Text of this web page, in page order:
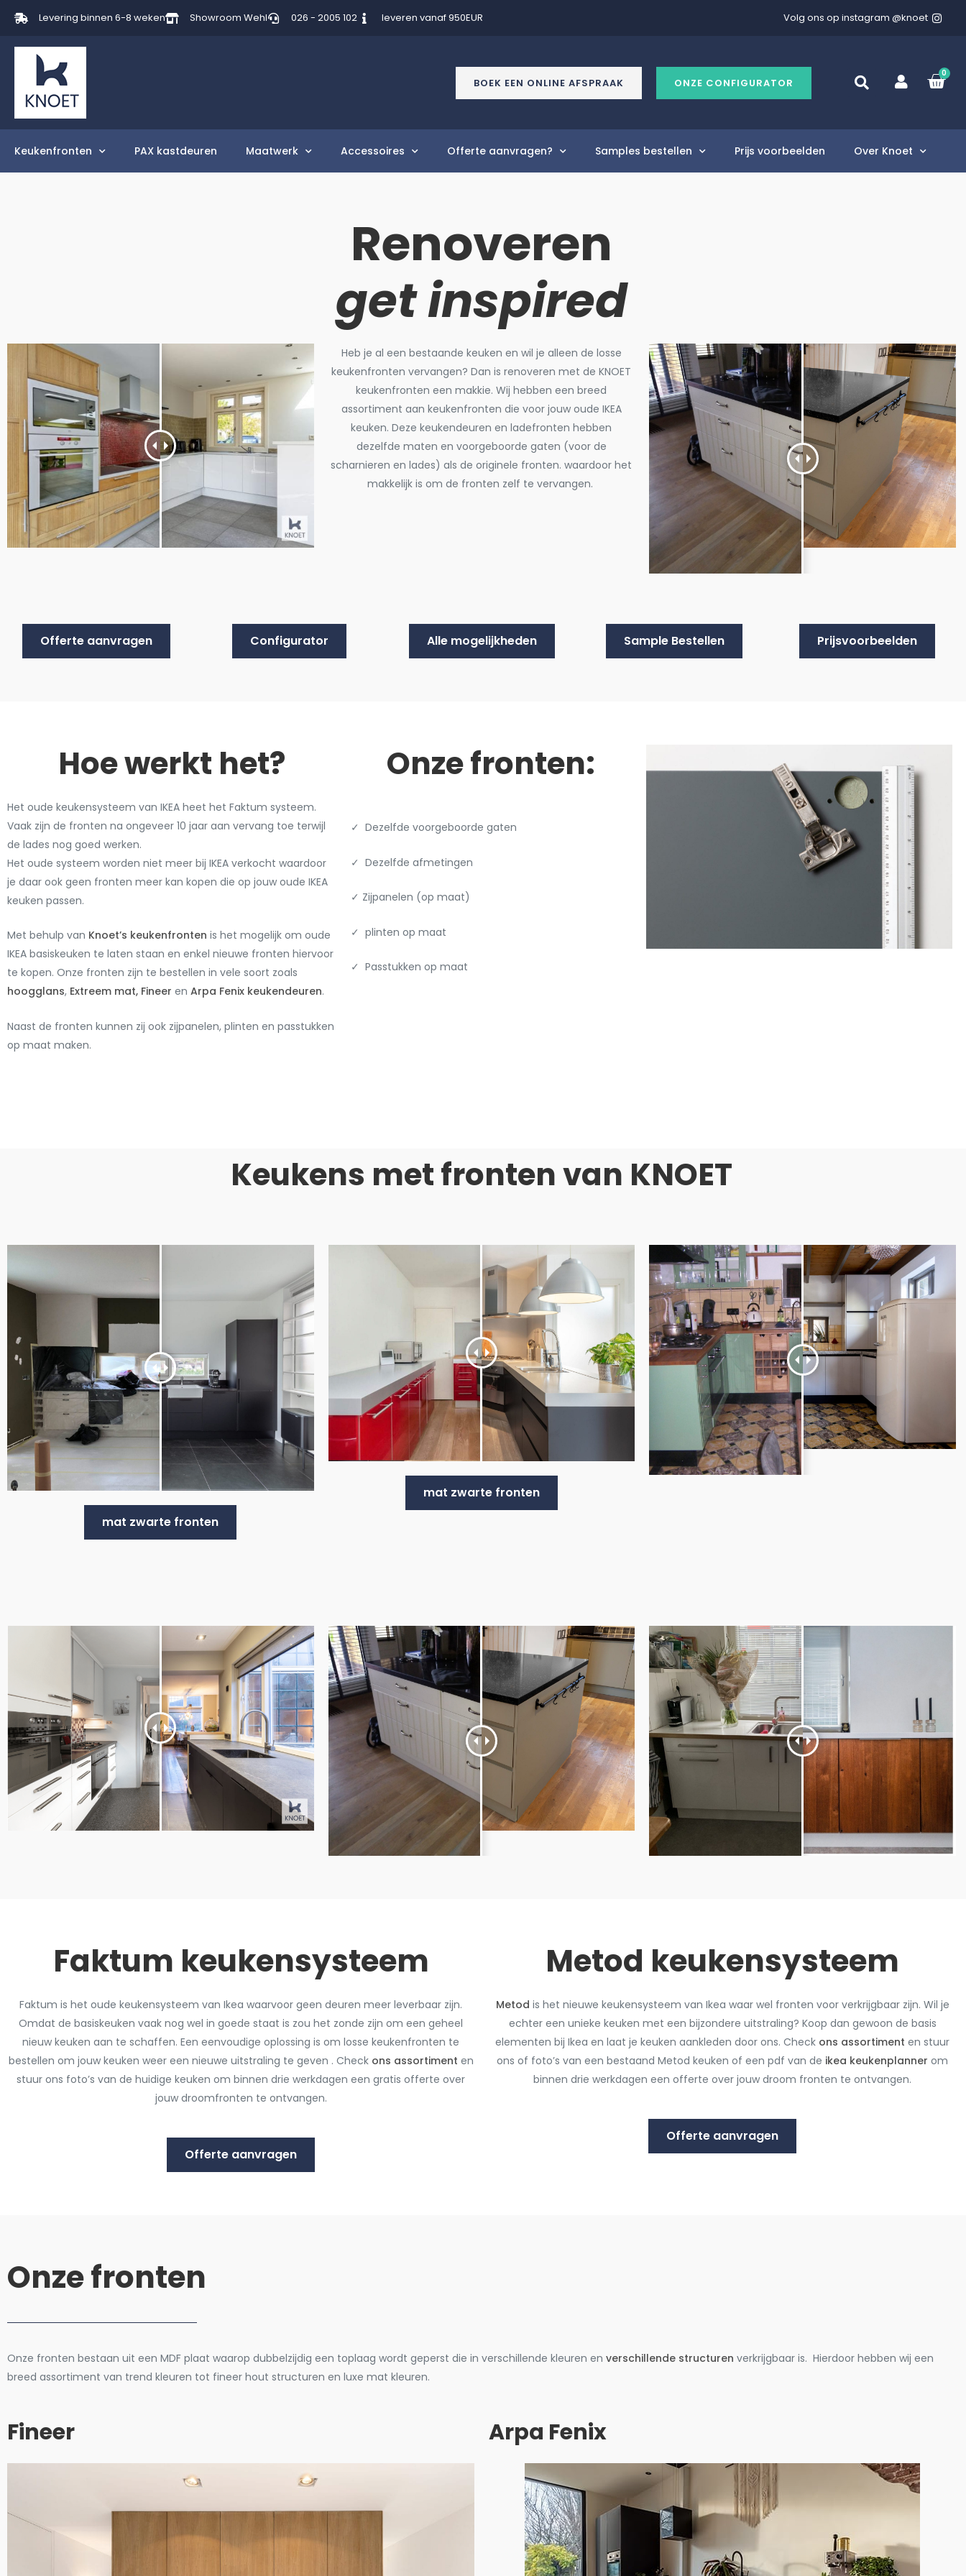
Levering binnen 6-8 weken Showroom Wehl 026 - 2005 102 leveren vanaf 950EUR Volg ons op instagram @knoet
BOEK EEN ONLINE AFSPRAAK ONZE CONFIGURATOR
0
Keukenfronten PAX kastdeuren Maatwerk Accessoires Offerte aanvragen? Samples bestellen Prijs voorbeelden Over Knoet
Renoveren
get inspired
Heb je al een bestaande keuken en wil je alleen de losse
keukenfronten vervangen? Dan is renoveren met de KNOET
keukenfronten een makkie. Wij hebben een breed
assortiment aan keukenfronten die voor jouw oude IKEA
keuken. Deze keukendeuren en ladefronten hebben
dezelfde maten en voorgeboorde gaten (voor de
scharnieren en lades) als de originele fronten. waardoor het
makkelijk is om de fronten zelf te vervangen.
Offerte aanvragen Configurator Alle mogelijkheden Sample Bestellen Prijsvoorbeelden
Hoe werkt het?
Het oude keukensysteem van IKEA heet het Faktum systeem.
Vaak zijn de fronten na ongeveer 10 jaar aan vervang toe terwijl
de lades nog goed werken.
Het oude systeem worden niet meer bij IKEA verkocht waardoor
je daar ook geen fronten meer kan kopen die op jouw oude IKEA
keuken passen.
Met behulp van Knoet’s keukenfronten is het mogelijk om oude
IKEA basiskeuken te laten staan en enkel nieuwe fronten hiervoor
te kopen. Onze fronten zijn te bestellen in vele soort zoals
hoogglans, Extreem mat, Fineer en Arpa Fenix keukendeuren.
Naast de fronten kunnen zij ook zijpanelen, plinten en passtukken
op maat maken.
Onze fronten:
✓ Dezelfde voorgeboorde gaten
✓ Dezelfde afmetingen
✓ Zijpanelen (op maat)
✓ plinten op maat
✓ Passtukken op maat
Keukens met fronten van KNOET
mat zwarte fronten
mat zwarte fronten
Faktum keukensysteem
Faktum is het oude keukensysteem van Ikea waarvoor geen deuren meer leverbaar zijn.
Omdat de basiskeuken vaak nog wel in goede staat is zou het zonde zijn om een geheel
nieuw keuken aan te schaffen. Een eenvoudige oplossing is om losse keukenfronten te
bestellen om jouw keuken weer een nieuwe uitstraling te geven . Check ons assortiment en
stuur ons foto’s van de huidige keuken om binnen drie werkdagen een gratis offerte over
jouw droomfronten te ontvangen.
Offerte aanvragen
Metod keukensysteem
Metod is het nieuwe keukensysteem van Ikea waar wel fronten voor verkrijgbaar zijn. Wil je
echter een unieke keuken met een bijzondere uitstraling? Koop dan gewoon de basis
elementen bij Ikea en laat je keuken aankleden door ons. Check ons assortiment en stuur
ons of foto’s van een bestaand Metod keuken of een pdf van de ikea keukenplanner om
binnen drie werkdagen een offerte over jouw droom fronten te ontvangen.
Offerte aanvragen
Onze fronten
Onze fronten bestaan uit een MDF plaat waarop dubbelzijdig een toplaag wordt geperst die in verschillende kleuren en verschillende structuren verkrijgbaar is. Hierdoor hebben wij een
breed assortiment van trend kleuren tot fineer hout structuren en luxe mat kleuren.
Fineer Arpa Fenix